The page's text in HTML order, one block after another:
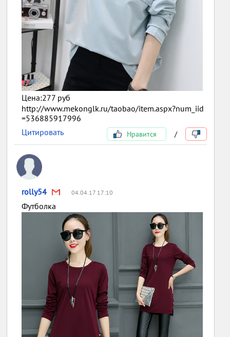
Цена:277 руб
http://www.mekonglk.ru/taobao/item.aspx?num_iid
=536885917996
Цитировать
Нравится /
rolly54 04.04.17 17:10
Футболка